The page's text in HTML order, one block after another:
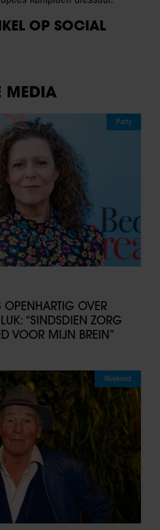
OP SOCIAL
MEDIA
Party
OVER
“SINDSDIEN ZORG
VOOR MIJN BREIN”
Weekend